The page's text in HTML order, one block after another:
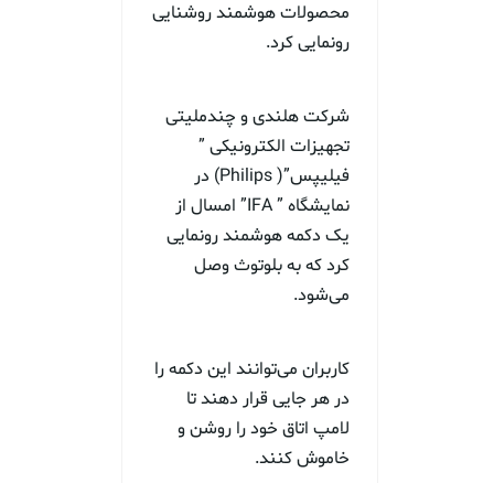
محصولات هوشمند روشنایی
رونمایی کرد.
شرکت هلندی و چندملیتی
تجهیزات الکترونیکی ”
فیلیپس”( Philips) در
نمایشگاه ” IFA” امسال از
یک دکمه هوشمند رونمایی
کرد که به بلوتوث وصل
می‌شود.
کاربران می‌توانند این دکمه را
در هر جایی قرار دهند تا
لامپ اتاق خود را روشن و
خاموش کنند.